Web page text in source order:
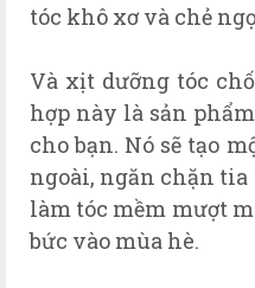
tóc khô xơ và chẻ
Và xịt dưỡng tóc
hợp này là sản
cho bạn. Nó sẽ tạo
ngoài, ngăn chặn
làm tóc mềm mượt
bức vào mùa hè.